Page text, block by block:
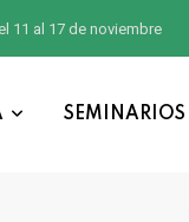
11 al 17 de noviembre
SEMINARIOS